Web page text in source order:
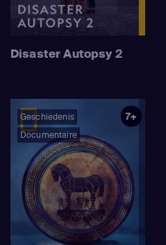
Disaster Autopsy 2
Geschiedenis
Documentaire
7+